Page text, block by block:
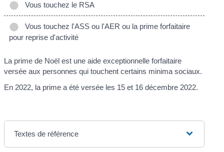
Vous touchez le RSA
Vous touchez l'ASS ou l'AER ou la prime forfaitaire
pour reprise d'activité
La prime de Noël est une aide exceptionnelle forfaitaire
versée aux personnes qui touchent certains minima sociaux.
En 2022, la prime a été versée les 15 et 16 décembre 2022.
Textes de référence